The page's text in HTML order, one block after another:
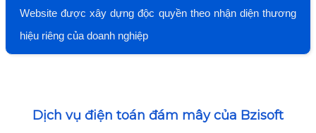
Website được xây dựng độc quyền theo nhận diện thương
hiệu riêng của doanh nghiệp
Dịch vụ điện toán đám mây của Bzisoft